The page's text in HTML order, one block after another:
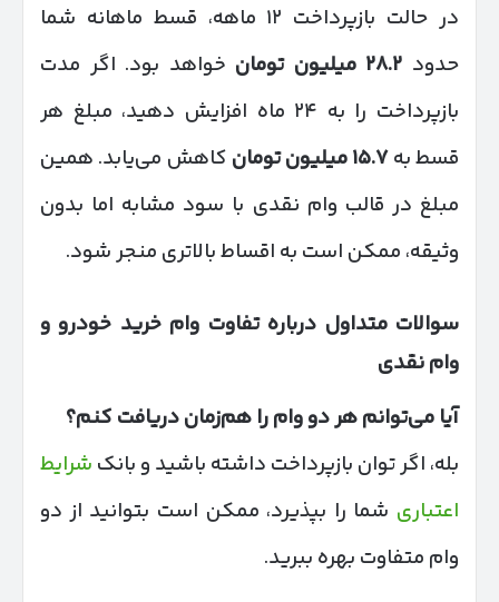
در حالت بازپرداخت ۱۲ ماهه، قسط ماهانه شما
حدود ۲۸.۲ میلیون تومان خواهد بود. اگر مدت
بازپرداخت را به ۲۴ ماه افزایش دهید، مبلغ هر
قسط به۱۵.۷میلیون تومان کاهش می‌یابد. همین
مبلغ در قالب وام نقدی با سود مشابه اما بدون
وثیقه، ممکن است به اقساط بالاتری منجر شود.
سوالات متداول درباره تفاوت وام خرید خودرو و
وام نقدی
آیا می‌توانم هر دو وام را هم‌زمان دریافت کنم؟
بله، اگر توان بازپرداخت داشته باشید و بانک شرایط
اعتباری شما را بپذیرد، ممکن است بتوانید از دو
وام متفاوت بهره ببرید.